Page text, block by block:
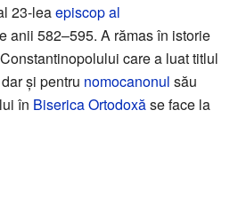
23-leaepiscop al
anii 582–595. A rămas în istorie
care a luat titlul
dar și pentru nomocanonul său
lui în Biserica Ortodoxăse face la